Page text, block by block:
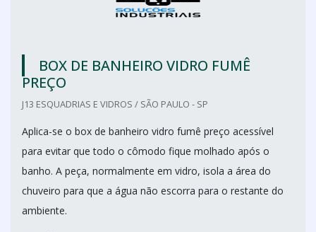
BOX DE BANHEIRO VIDRO FUMÊ
PREÇO
J13 ESQUADRIAS E VIDROS / SÃO PAULO - SP
Aplica-se o box de banheiro vidro fumê preço acessível
para evitar que todo o cômodo fique molhado após o
banho. A peça, normalmente em vidro, isola a área do
chuveiro para que a água não escorra para o restante do
ambiente.